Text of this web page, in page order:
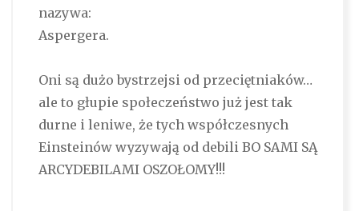
nazywa:
Aspergera.
Oni są dużo bystrzejsi od przeciętniaków…
ale to głupie społeczeństwo już jest tak
durne i leniwe, że tych współczesnych
Einsteinów wyzywają od debili BO SAMI SĄ
ARCYDEBILAMI OSZOŁOMY!!!